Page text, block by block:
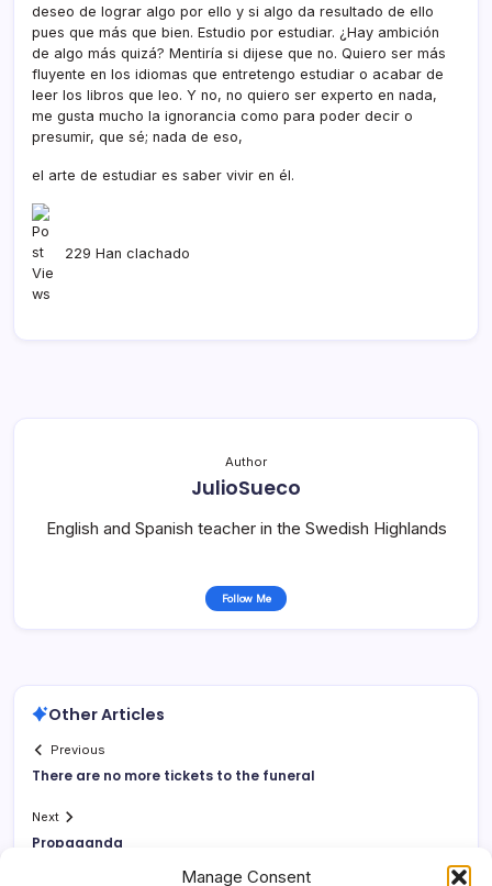
Manage Consent
deseo de lograr algo por ello y si algo da resultado de ello
pues que más que bien. Estudio por estudiar. ¿Hay ambición
de algo más quizá? Mentiría si dijese que no. Quiero ser más
fluyente en los idiomas que entretengo estudiar o acabar de
leer los libros que leo. Y no, no quiero ser experto en nada,
me gusta mucho la ignorancia como para poder decir o
presumir, que sé; nada de eso,
el arte de estudiar es saber vivir en él.
229 Han clachado
Author
JulioSueco
English and Spanish teacher in the Swedish Highlands
Follow Me
Other Articles
Previous
There are no more tickets to the funeral
Next
Propaganda